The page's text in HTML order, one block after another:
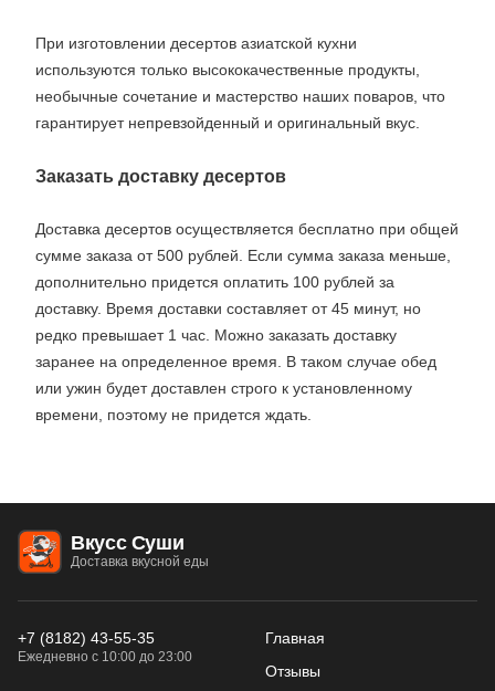
При изготовлении десертов азиатской кухни
используются только высококачественные продукты,
необычные сочетание и мастерство наших поваров, что
гарантирует непревзойденный и оригинальный вкус.
Заказать доставку десертов
Доставка десертов осуществляется бесплатно при общей
сумме заказа от 500 рублей. Если сумма заказа меньше,
дополнительно придется оплатить 100 рублей за
доставку. Время доставки составляет от 45 минут, но
редко превышает 1 час. Можно заказать доставку
заранее на определенное время. В таком случае обед
или ужин будет доставлен строго к установленному
времени, поэтому не придется ждать.
Вкусс Суши
Доставка вкусной еды
+7 (8182) 43-55-35
Ежедневно с 10:00 до 23:00
Главная
Отзывы